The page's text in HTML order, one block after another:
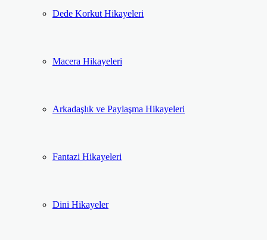
Dede Korkut Hikayeleri
Macera Hikayeleri
Arkadaşlık ve Paylaşma Hikayeleri
Fantazi Hikayeleri
Dini Hikayeler